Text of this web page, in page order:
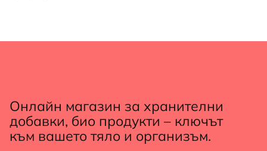
Онлайн магазин за хранителни
добавки, био продукти – ключът
към вашето тяло и организъм.